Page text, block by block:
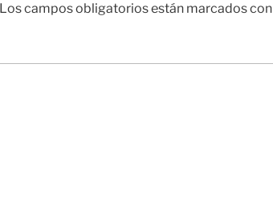
Los campos obligatorios están marcados con